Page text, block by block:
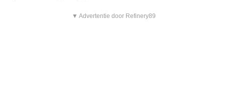
▼ Advertentie door Refinery89